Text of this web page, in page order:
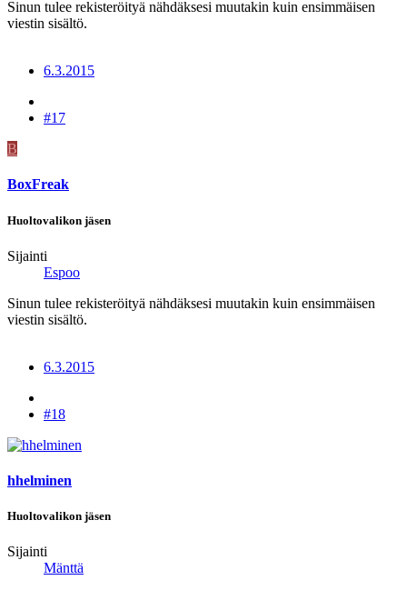
Sinun tulee rekisteröityä nähdäksesi muutakin kuin ensimmäisen
viestin sisältö.
6.3.2015
#17
B
BoxFreak
Huoltovalikon jäsen
Sijainti
Espoo
Sinun tulee rekisteröityä nähdäksesi muutakin kuin ensimmäisen
viestin sisältö.
6.3.2015
#18
hhelminen
Huoltovalikon jäsen
Sijainti
Mänttä